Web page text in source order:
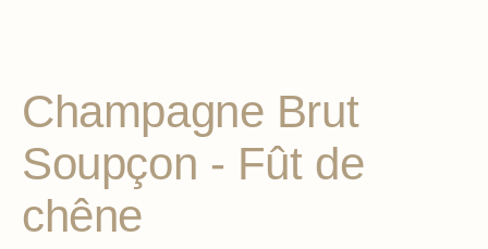
Champagne Brut
Soupçon - Fût de
chêne